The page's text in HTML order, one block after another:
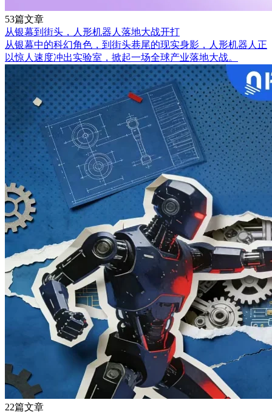
53篇文章
从银幕到街头，人形机器人落地大战开打
从银幕中的科幻角色，到街头巷尾的现实身影，人形机器人正
以惊人速度冲出实验室，掀起一场全球产业落地大战。
22篇文章